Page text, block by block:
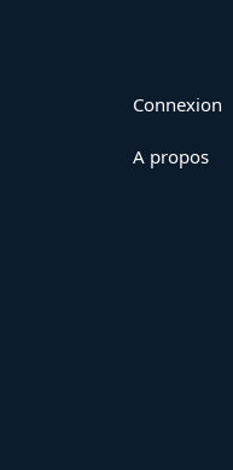
Connexion
A propos